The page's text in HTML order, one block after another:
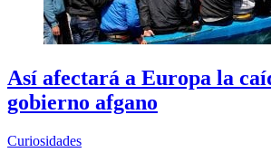
Así afectará a Europa la
gobierno afgano
Curiosidades